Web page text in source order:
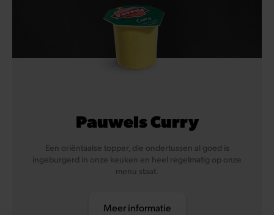
Pauwels Curry
Een oriëntaalse topper, die ondertussen al goed is
ingeburgerd in onze keuken en heel regelmatig op onze
menu staat.
Meer informatie